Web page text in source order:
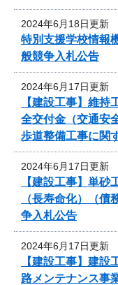
2024年6月18日更新
特別支援学校情報
般競争入札公告
2024年6月17日更新
【建設工事】維
全交付金（交通安
歩道整備工事に関
2024年6月17日更新
【建設工事】単砂
（長寿命化）（
争入札公告
2024年6月17日更新
【建設工事】建設
路メンテナンス事